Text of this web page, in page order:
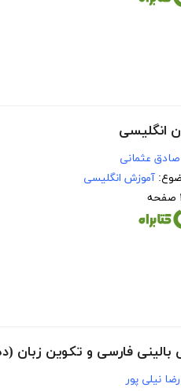
انگلیسی
صادق عثمانی
آموزش انگلیسی
بالینی فارسی و تکوین زبان
رضا نیلی پور